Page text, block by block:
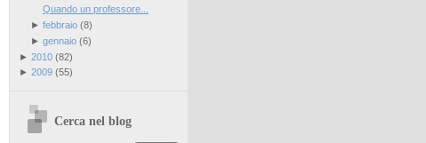
Quando un professore...
► febbraio(8)
► gennaio(6)
► 2010(82)
► 2009(55)
Cerca nel blog